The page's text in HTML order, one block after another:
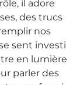
il adore
des trucs
nos
sent investi
en lumière
parler des